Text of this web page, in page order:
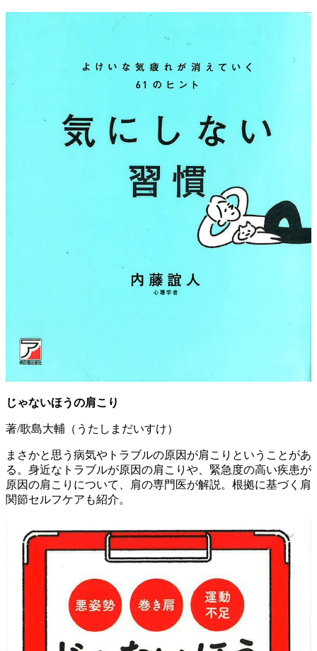
じゃないほうの肩こり
著/歌島大輔（うたしまだいすけ）
まさかと思う病気やトラブルの原因が肩こりということがあ
る。身近なトラブルが原因の肩こりや、緊急度の高い疾患が
原因の肩こりについて、肩の専門医が解説。根拠に基づく肩
関節セルフケアも紹介。